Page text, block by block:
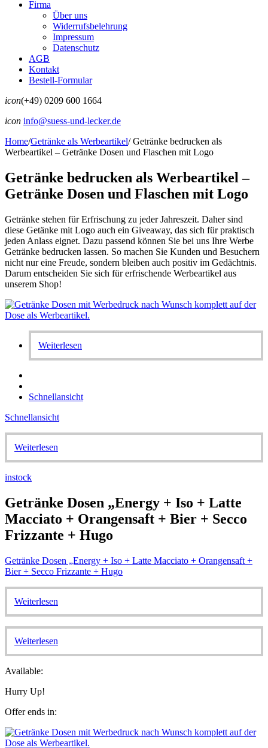
Firma
Über uns
Widerrufsbelehrung
Impressum
Datenschutz
AGB
Kontakt
Bestell-Formular
icon(+49) 0209 600 1664
icon info@suess-und-lecker.de
Home/Getränke als Werbeartikel/Getränke bedrucken als
Werbeartikel – Getränke Dosen und Flaschen mit Logo
Getränke bedrucken als Werbeartikel –
Getränke Dosen und Flaschen mit Logo
Getränke stehen für Erfrischung zu jeder Jahreszeit. Daher sind
diese Getänke mit Logo auch ein Giveaway, das sich für praktisch
jeden Anlass eignet. Dazu passend können Sie bei uns Ihre Werbe
Getränke bedrucken lassen. So machen Sie Kunden und Besuchern
nicht nur eine Freude, sondern bleiben auch positiv im Gedächtnis.
Darum entscheiden Sie sich für erfrischende Werbeartikel aus
unserem Shop!
Weiterlesen
Schnellansicht
Schnellansicht
Weiterlesen
instock
Getränke Dosen „Energy + Iso + Latte
Macciato + Orangensaft + Bier + Secco
Frizzante + Hugo
Getränke Dosen „Energy + Iso + Latte Macciato + Orangensaft +
Bier + Secco Frizzante + Hugo
Weiterlesen
Weiterlesen
Available:
Hurry Up!
Offer ends in: